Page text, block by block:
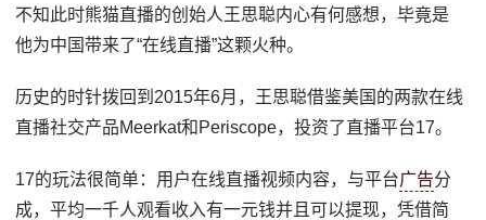
不知此时熊猫直播的创始人王思聪内心有何感想，毕竟是
他为中国带来了“在线直播”这颗火种。
历史的时针拨回到2015年6月，王思聪借鉴美国的两款在线
直播社交产品Meerkat和Periscope，投资了直播平台17。
17的玩法很简单：用户在线直播视频内容，与平台广告分
成，平均一千人观看收入有一元钱并且可以提现，凭借简